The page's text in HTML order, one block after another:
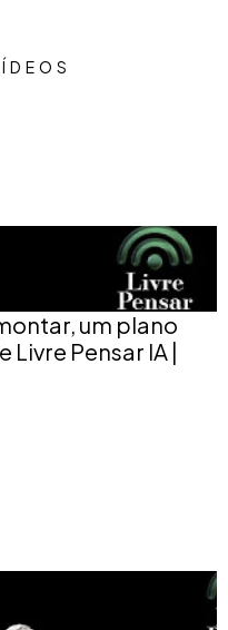
um plano
Livre Pensar IA |